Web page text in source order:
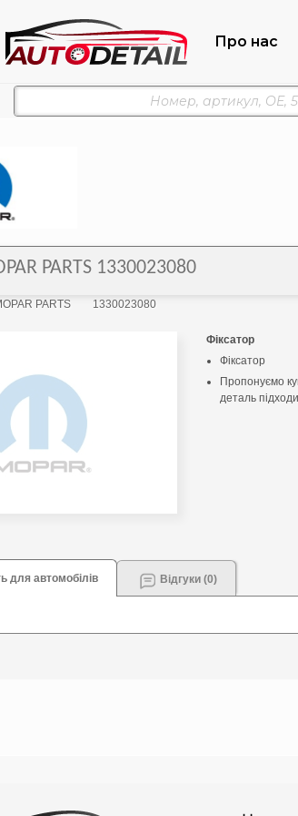
Про нас
PARTS 1330023080
PARTS 1330023080
Фіксатор
Фіксатор
Пропонуємо
деталь
для автомобілів Відгуки (0)